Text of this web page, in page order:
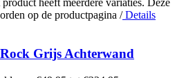
op de productpagina /Details
Grijs Achterwand